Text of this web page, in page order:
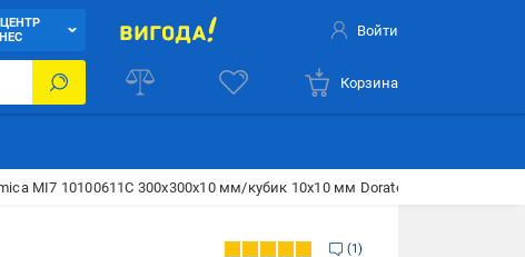
Войти
Корзина
MI7 10100611C 300x300x10 мм/кубик 10x10 мм Dorato
1